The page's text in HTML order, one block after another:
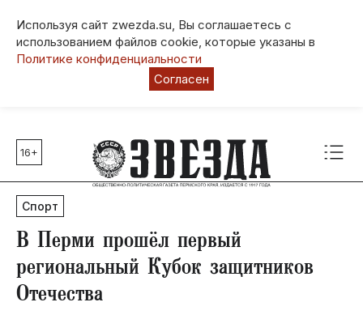
Используя сайт zwezda.su, Вы соглашаетесь с
использованием файлов cookie, которые указаны в
Политике конфиденциальности
Согласен
Главные темы
80 лет Победы
Молодежная столица РФ
СВО
Выборы в Пермском крае
Социальная поддержка
Инфраструктура
16+
Спорт
В Перми прошёл первый
региональный Кубок защитников
Отечества